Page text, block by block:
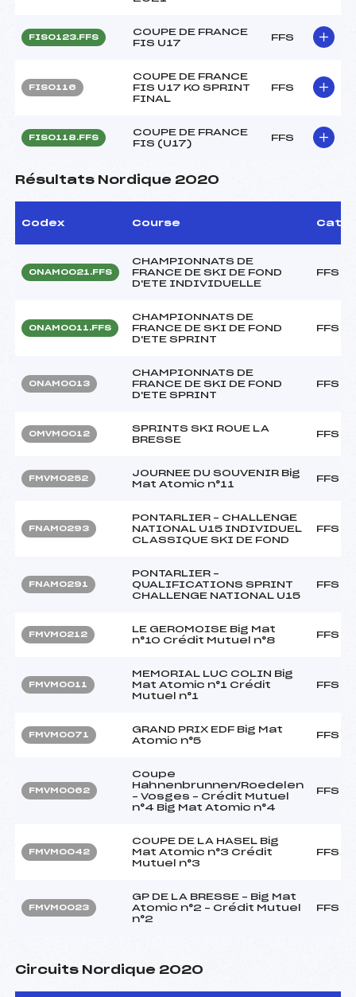
FIS0123.FFS
COUPE DE FRANCE
FIS U17
FFS
FIS0116
COUPE DE FRANCE
FIS U17 KO SPRINT
FINAL
FFS
FIS0118.FFS
COUPE DE FRANCE
FIS (U17)
FFS
Résultats Nordique 2020
Codex Course Cat.
ONAM0021.FFS
CHAMPIONNATS DE
FRANCE DE SKI DE FOND
D'ETE INDIVIDUELLE
FFS
ONAM0011.FFS
CHAMPIONNATS DE
FRANCE DE SKI DE FOND
D'ETE SPRINT
FFS
ONAM0013
CHAMPIONNATS DE
FRANCE DE SKI DE FOND
D'ETE SPRINT
FFS
OMVM0012
SPRINTS SKI ROUE LA
BRESSE
FFS
FMVM0252
JOURNEE DU SOUVENIR Big
Mat Atomic n°11
FFS
FNAM0293
PONTARLIER – CHALLENGE
NATIONAL U15 INDIVIDUEL
CLASSIQUE SKI DE FOND
FFS
FNAM0291
PONTARLIER –
QUALIFICATIONS SPRINT
CHALLENGE NATIONAL U15
FFS
FMVM0212
LE GEROMOISE Big Mat
n°10 Crédit Mutuel n°8
FFS
FMVM0011
MEMORIAL LUC COLIN Big
Mat Atomic n°1 Crédit
Mutuel n°1
FFS
FMVM0071
GRAND PRIX EDF Big Mat
Atomic n°5
FFS
FMVM0062
Coupe
Hahnenbrunnen/Roedelen
– Vosges – Crédit Mutuel
n°4 Big Mat Atomic n°4
FFS
FMVM0042
COUPE DE LA HASEL Big
Mat Atomic n°3 Crédit
Mutuel n°3
FFS
FMVM0023
GP DE LA BRESSE – Big Mat
Atomic n°2 – Crédit Mutuel
n°2
FFS
Circuits Nordique 2020